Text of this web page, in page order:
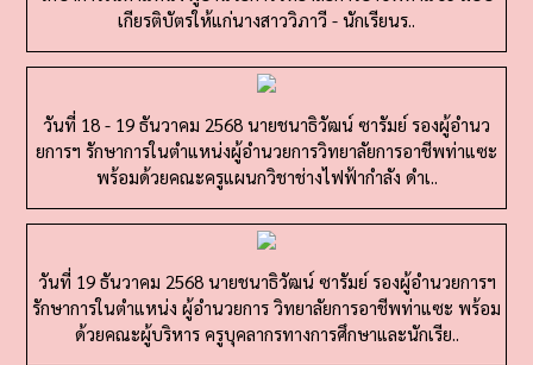
วันที่ 18 - 19 ธันวาคม 2568 นายชนาธิวัฒน์ ซารัมย์ รองผู้อำนว
ยการฯ รักษาการในตำแหน่งผู้อำนวยการวิทยาลัยการอาชีพท่าแซะ
พร้อมด้วยคณะครูแผนกวิชาช่างไฟฟ้ากำลัง ดำเ..
วันที่ 19 ธันวาคม 2568 นายชนาธิวัฒน์ ซารัมย์ รองผู้อำนวยการฯ
รักษาการในตำแหน่ง ผู้อำนวยการ วิทยาลัยการอาชีพท่าแซะ พร้อม
ด้วยคณะผู้บริหาร ครูบุคลากรทางการศึกษาและนักเรีย..